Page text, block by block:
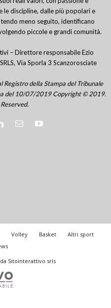
discipline, dalle più popolari e
meno seguito, identificano
piccole e grandi comunità.
– Direttore responsabile Ezio
Via Sporla 3 Scanzorosciate
della Stampa del Tribunale
del 10/07/2019 Copyright © 2019.
Volley Basket
Altri sport
Sitointerattivo srls